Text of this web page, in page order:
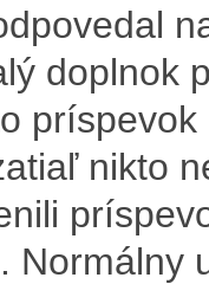
doplnok
nikto
Normálny